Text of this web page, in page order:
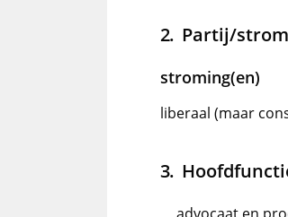
Partij/
stroming(en)
liberaal (maar